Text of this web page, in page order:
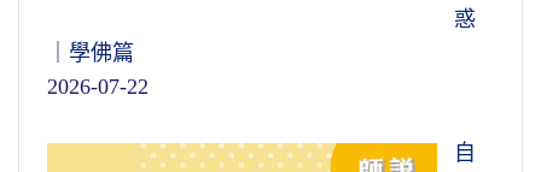
惑
｜學佛篇
2026-07-22
自